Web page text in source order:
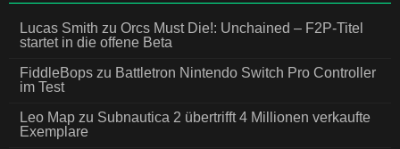
Lucas Smith zu Orcs Must Die!: Unchained – F2P-Titel
startet in die offene Beta
FiddleBops zu Battletron Nintendo Switch Pro Controller
im Test
Leo Map zu Subnautica 2 übertrifft 4 Millionen verkaufte
Exemplare